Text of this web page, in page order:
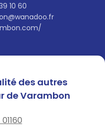
10 60
des autres
de Varambon